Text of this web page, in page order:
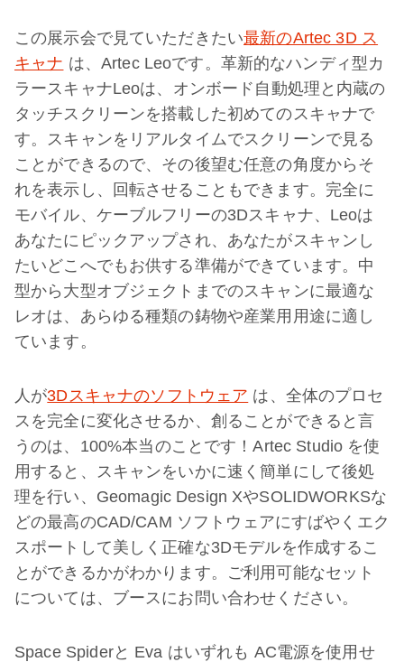
この展示会で見ていただきたい最新のArtec 3D ス
キャナ は、Artec Leoです。革新的なハンディ型カ
ラースキャナLeoは、オンボード自動処理と内蔵の
タッチスクリーンを搭載した初めてのスキャナで
す。スキャンをリアルタイムでスクリーンで見る
ことができるので、その後望む任意の角度からそ
れを表示し、回転させることもできます。完全に
モバイル、ケーブルフリーの3Dスキャナ、Leoは
あなたにピックアップされ、あなたがスキャンし
たいどこへでもお供する準備ができています。中
型から大型オブジェクトまでのスキャンに最適な
レオは、あらゆる種類の鋳物や産業用用途に適し
ています。
人が3Dスキャナのソフトウェア は、全体のプロセ
スを完全に変化させるか、創ることができると言
うのは、100%本当のことです！Artec Studio を使
用すると、スキャンをいかに速く簡単にして後処
理を行い、Geomagic Design XやSOLIDWORKSな
どの最高のCAD/CAM ソフトウェアにすばやくエク
スポートして美しく正確な3Dモデルを作成するこ
とができるかがわかります。ご利用可能なセット
については、ブースにお問い合わせください。
Space Spiderと Eva はいずれも AC電源を使用せ